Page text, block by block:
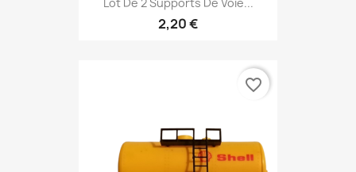
2,20 €
favorite_border